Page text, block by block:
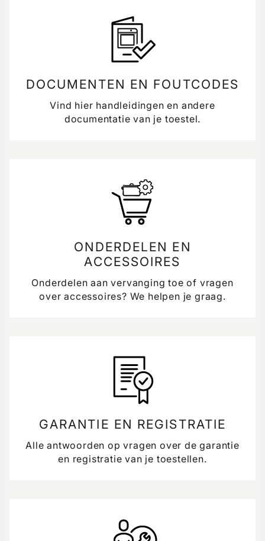
DOCUMENTEN EN FOUTCODES
Vind hier handleidingen en andere
documentatie van je toestel.
ONDERDELEN EN
ACCESSOIRES
Onderdelen aan vervanging toe of vragen
over accessoires? We helpen je graag.
GARANTIE EN REGISTRATIE
Alle antwoorden op vragen over de garantie
en registratie van je toestellen.